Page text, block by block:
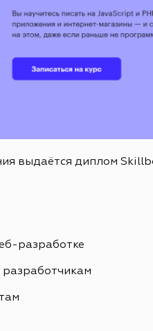
выдаётся диплом
разработке